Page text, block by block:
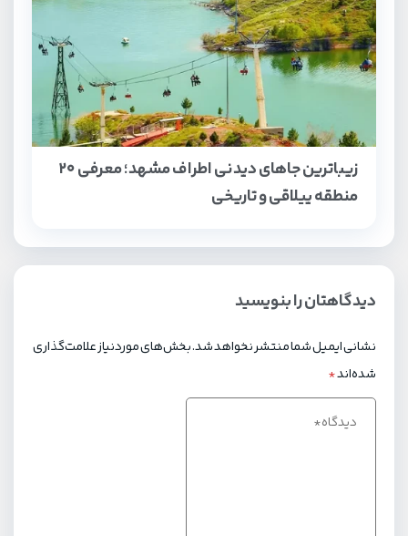
زیباترین جاهای دیدنی اطراف مشهد؛ معرفی ۲۰
منطقه ییلاقی و تاریخی
دیدگاهتان را بنویسید
نشانی ایمیل شما منتشر نخواهد شد.بخش‌های موردنیاز علامت‌گذاری
شده‌اند*